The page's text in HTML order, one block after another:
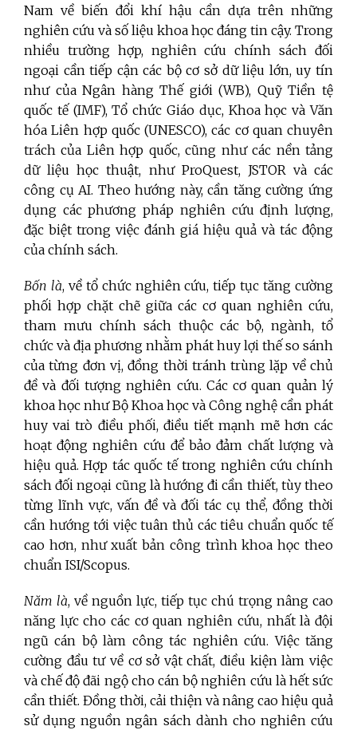
Nam về biến đổi khí hậu cần dựa trên những
nghiên cứu và số liệu khoa học đáng tin cậy. Trong
nhiều trường hợp, nghiên cứu chính sách đối
ngoại cần tiếp cận các bộ cơ sở dữ liệu lớn, uy tín
như của Ngân hàng Thế giới (WB), Quỹ Tiền tệ
quốc tế (IMF), Tổ chức Giáo dục, Khoa học và Văn
hóa Liên hợp quốc (UNESCO), các cơ quan chuyên
trách của Liên hợp quốc, cũng như các nền tảng
dữ liệu học thuật, như ProQuest, JSTOR và các
công cụ AI. Theo hướng này, cần tăng cường ứng
dụng các phương pháp nghiên cứu định lượng,
đặc biệt trong việc đánh giá hiệu quả và tác động
của chính sách.
Bốn là, về tổ chức nghiên cứu, tiếp tục tăng cường
phối hợp chặt chẽ giữa các cơ quan nghiên cứu,
tham mưu chính sách thuộc các bộ, ngành, tổ
chức và địa phương nhằm phát huy lợi thế so sánh
của từng đơn vị, đồng thời tránh trùng lặp về chủ
đề và đối tượng nghiên cứu. Các cơ quan quản lý
khoa học như Bộ Khoa học và Công nghệ cần phát
huy vai trò điều phối, điều tiết mạnh mẽ hơn các
hoạt động nghiên cứu để bảo đảm chất lượng và
hiệu quả. Hợp tác quốc tế trong nghiên cứu chính
sách đối ngoại cũng là hướng đi cần thiết, tùy theo
từng lĩnh vực, vấn đề và đối tác cụ thể, đồng thời
cần hướng tới việc tuân thủ các tiêu chuẩn quốc tế
cao hơn, như xuất bản công trình khoa học theo
chuẩn ISI/Scopus.
Năm là, về nguồn lực, tiếp tục chú trọng nâng cao
năng lực cho các cơ quan nghiên cứu, nhất là đội
ngũ cán bộ làm công tác nghiên cứu. Việc tăng
cường đầu tư về cơ sở vật chất, điều kiện làm việc
và chế độ đãi ngộ cho cán bộ nghiên cứu là hết sức
cần thiết. Đồng thời, cải thiện và nâng cao hiệu quả
sử dụng nguồn ngân sách dành cho nghiên cứu